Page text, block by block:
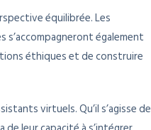
équilibrée. Les
également
éthiques et de construire
virtuels. Qu’il s’agisse de